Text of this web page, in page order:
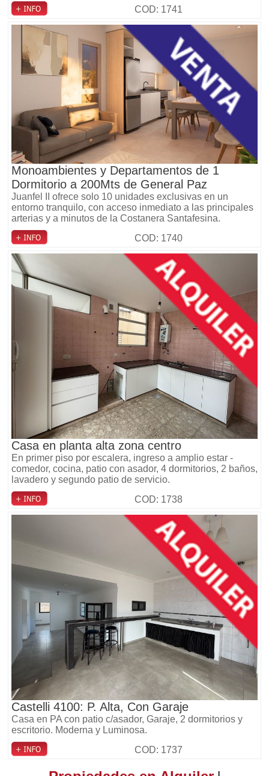
COD: 1741
Monoambientes y Departamentos de 1
Dormitorio a 200Mts de General Paz
Juanfel II ofrece solo 10 unidades exclusivas en un
entorno tranquilo, con acceso inmediato a las principales
arterias y a minutos de la Costanera Santafesina.
COD: 1740
Casa en planta alta zona centro
En primer piso por escalera, ingreso a amplio estar -
comedor, cocina, patio con asador, 4 dormitorios, 2 baños,
lavadero y segundo patio de servicio.
COD: 1738
Castelli 4100: P. Alta, Con Garaje
Casa en PA con patio c/asador, Garaje, 2 dormitorios y
escritorio. Moderna y Luminosa.
COD: 1737